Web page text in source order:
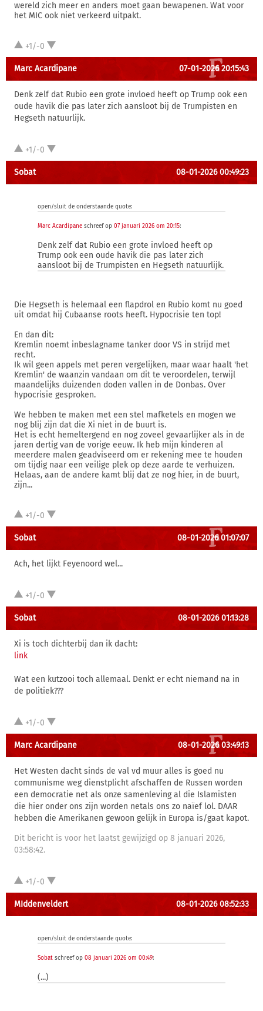
wereld zich meer en anders moet gaan bewapenen. Wat voor
het MIC ook niet verkeerd uitpakt.
+1/-0
Marc Acardipane 07-01-2026 20:15:43
Denk zelf dat Rubio een grote invloed heeft op Trump ook een
oude havik die pas later zich aansloot bij de Trumpisten en
Hegseth natuurlijk.
+1/-0
Sobat 08-01-2026 00:49:23
open/sluit de onderstaande quote:
Marc Acardipane schreef op 07 januari 2026 om 20:15:
Denk zelf dat Rubio een grote invloed heeft op
Trump ook een oude havik die pas later zich
aansloot bij de Trumpisten en Hegseth natuurlijk.
Die Hegseth is helemaal een flapdrol en Rubio komt nu goed
uit omdat hij Cubaanse roots heeft. Hypocrisie ten top!
En dan dit:
Kremlin noemt inbeslagname tanker door VS in strijd met
recht.
Ik wil geen appels met peren vergelijken, maar waar haalt 'het
Kremlin' de waanzin vandaan om dit te veroordelen, terwijl
maandelijks duizenden doden vallen in de Donbas. Over
hypocrisie gesproken.
We hebben te maken met een stel mafketels en mogen we
nog blij zijn dat die Xi niet in de buurt is.
Het is echt hemeltergend en nog zoveel gevaarlijker als in de
jaren dertig van de vorige eeuw. Ik heb mijn kinderen al
meerdere malen geadviseerd om er rekening mee te houden
om tijdig naar een veilige plek op deze aarde te verhuizen.
Helaas, aan de andere kamt blij dat ze nog hier, in de buurt,
zijn...
+1/-0
Sobat 08-01-2026 01:07:07
Ach, het lijkt Feyenoord wel...
+1/-0
Sobat 08-01-2026 01:13:28
Xi is toch dichterbij dan ik dacht:
link
Wat een kutzooi toch allemaal. Denkt er echt niemand na in
de politiek???
+1/-0
Marc Acardipane 08-01-2026 03:49:13
Het Westen dacht sinds de val vd muur alles is goed nu
communisme weg dienstplicht afschaffen de Russen worden
een democratie net als onze samenleving al die Islamisten
die hier onder ons zijn worden netals ons zo naïef lol. DAAR
hebben die Amerikanen gewoon gelijk in Europa is/gaat kapot.
Dit bericht is voor het laatst gewijzigd op 8 januari 2026,
03:58:42.
+1/-0
MIddenveldert 08-01-2026 08:52:33
open/sluit de onderstaande quote:
Sobat schreef op 08 januari 2026 om 00:49:
(...)